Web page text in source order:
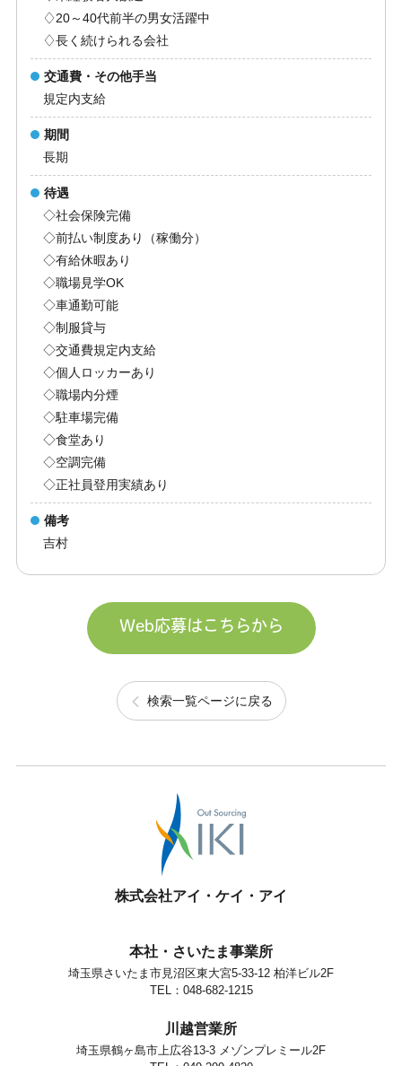
♢20～40代前半の男女活躍中
♢長く続けられる会社
交通費・その他手当
規定内支給
期間
長期
待遇
◇社会保険完備
◇前払い制度あり（稼働分）
◇有給休暇あり
◇職場見学OK
◇車通勤可能
◇制服貸与
◇交通費規定内支給
◇個人ロッカーあり
◇職場内分煙
◇駐車場完備
◇食堂あり
◇空調完備
◇正社員登用実績あり
備考
吉村
Web応募はこちらから
検索一覧ページに戻る
株式会社アイ・ケイ・アイ
本社・さいたま事業所
埼玉県さいたま市見沼区東大宮5-33-12 柏洋ビル2F
TEL：048-682-1215
川越営業所
埼玉県鶴ヶ島市上広谷13-3 メゾンプレミール2F